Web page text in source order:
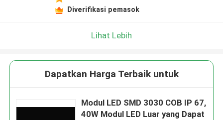
Diverifikasi pemasok
Lihat Lebih
Dapatkan Harga Terbaik untuk
Modul LED SMD 3030 COB IP 67,
40W Modul LED Luar yang Dapat